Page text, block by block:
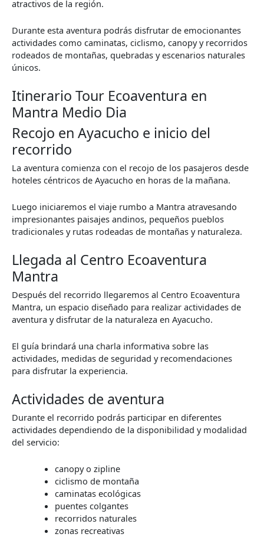
atractivos de la región.
Durante esta aventura podrás disfrutar de emocionantes
actividades como caminatas, ciclismo, canopy y recorridos
rodeados de montañas, quebradas y escenarios naturales
únicos.
Itinerario Tour Ecoaventura en
Mantra Medio Dia
Recojo en Ayacucho e inicio del
recorrido
La aventura comienza con el recojo de los pasajeros desde
hoteles céntricos de Ayacucho en horas de la mañana.
Luego iniciaremos el viaje rumbo a Mantra atravesando
impresionantes paisajes andinos, pequeños pueblos
tradicionales y rutas rodeadas de montañas y naturaleza.
Llegada al Centro Ecoaventura
Mantra
Después del recorrido llegaremos al Centro Ecoaventura
Mantra, un espacio diseñado para realizar actividades de
aventura y disfrutar de la naturaleza en Ayacucho.
El guía brindará una charla informativa sobre las
actividades, medidas de seguridad y recomendaciones
para disfrutar la experiencia.
Actividades de aventura
Durante el recorrido podrás participar en diferentes
actividades dependiendo de la disponibilidad y modalidad
del servicio:
canopy o zipline
ciclismo de montaña
caminatas ecológicas
puentes colgantes
recorridos naturales
zonas recreativas